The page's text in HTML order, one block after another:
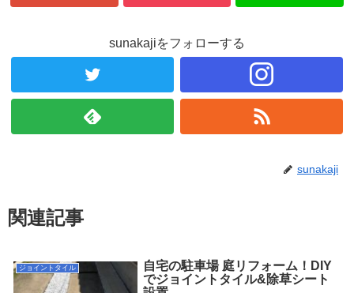
sunakajiをフォローする
sunakaji
関連記事
ジョイントタイル
自宅の駐車場 庭リフォーム！DIY
でジョイントタイル&除草シート